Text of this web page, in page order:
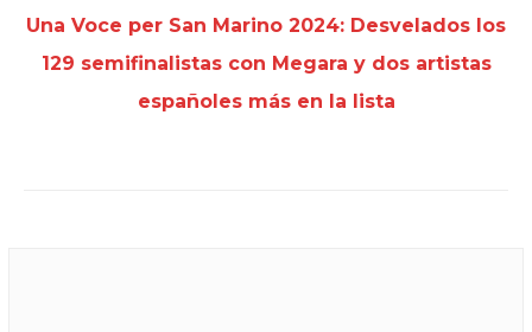
Una Voce per San Marino 2024: Desvelados los
129 semifinalistas con Megara y dos artistas
españoles más en la lista